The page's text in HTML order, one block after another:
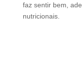
faz sentir bem,
nutricionais.